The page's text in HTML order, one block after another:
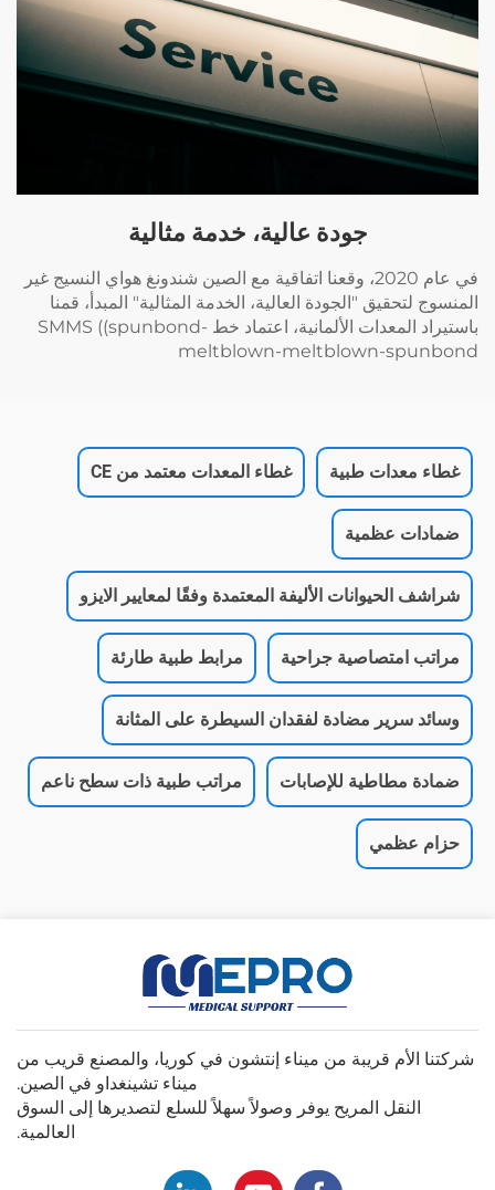
جودة عالية، خدمة مثالية
في عام 2020، وقعنا اتفاقية مع الصين شندونغ هواي النسيج غير
المنسوج لتحقيق "الجودة العالية، الخدمة المثالية" المبدأ، قمنا
باستيراد المعدات الألمانية، اعتماد خط SMMS ((spunbond-
meltblown-meltblown-spunbond
غطاء معدات طبية غطاء المعدات معتمد من CE
ضمادات عظمية
شراشف الحيوانات الأليفة المعتمدة وفقًا لمعايير الايزو
مراتب امتصاصية جراحية مرابط طبية طارئة
وسائد سرير مضادة لفقدان السيطرة على المثانة
ضمادة مطاطية للإصابات مراتب طبية ذات سطح ناعم
حزام عظمي
شركتنا الأم قريبة من ميناء إنتشون في كوريا، والمصنع قريب من
ميناء تشينغداو في الصين.
النقل المريح يوفر وصولاً سهلاً للسلع لتصديرها إلى السوق
العالمية.